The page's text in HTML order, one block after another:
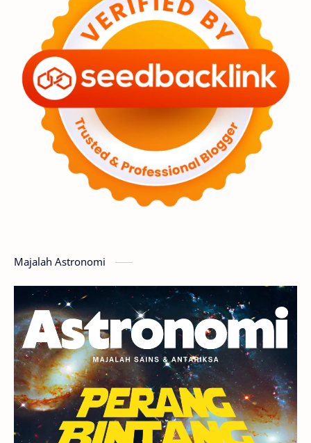
Asteroid Observasi
Premium Komet Bulan
Penelitian Serba-serbi Satelit
Luar Angkasa Video Aurora
Supernova Nebula Sponsored
Featured Mars
GMT 2016
Planet Kerdil Bumi Pengetahuan
Berita Hujan Meteor Satelit Alami
Rasi Bintang Teleskop Saturnus
GBT 2018 UFO Advertorial
Majalah Astronomi